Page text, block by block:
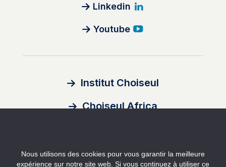
Linkedin
Youtube
Institut Choiseul
Choiseul Africa
Auteurs
Nous utilisons des cookies pour vous garantir la meilleure
expérience sur notre site web. Si vous continuez à utiliser ce